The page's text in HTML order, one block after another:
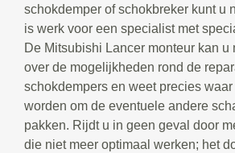
schokdemper of schokbreker kunt u
is werk voor een specialist met
De Mitsubishi Lancer monteur kan u
over de mogelijkheden rond de
schokdempers en weet precies
worden om de eventuele andere
pakken. Rijdt u in geen geval door
die niet meer optimaal werken; het